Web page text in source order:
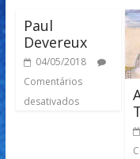
Paul
Devereux
04/05/2018
Comentários
desativados